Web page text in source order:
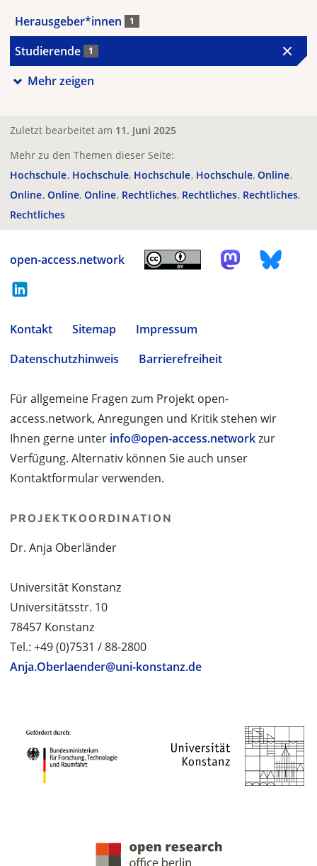
Herausgeber*innen 1
Studierende 1
Mehr zeigen
Zuletzt bearbeitet am 11. Juni 2025
Mehr zu den Themen dieser Seite:
Hochschule Hochschule Hochschule Hochschule Online
Online Online Online Rechtliches Rechtliches Rechtliches
Rechtliches
open-access.network
Kontakt Sitemap
Impressum
Datenschutzhinweis
Barrierefreiheit
Für allgemeine Fragen zum Projekt open-
access.network, Anregungen und Kritik stehen wir
Ihnen gerne unter info@open-access.networkzur
Verfügung. Alternativ können Sie auch unser
Kontaktformular verwenden.
PROJEKTKOORDINATION
Dr. Anja Oberländer
Universität Konstanz
Universitätsstr. 10
78457 Konstanz
Tel.: +49 (0)7531 / 88-2800
Anja.Oberlaender@uni-konstanz.de